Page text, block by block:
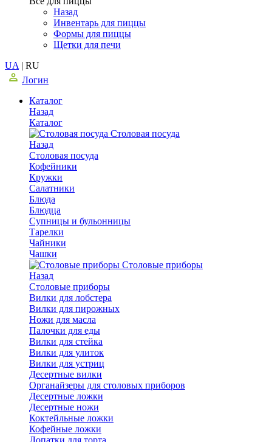
Назад
Инвентарь для пиццы
Формы для пиццы
Щетки для печи
UA | RU
Логин
Каталог
Назад
Каталог
Столовая посуда
Назад
Столовая посуда
Кофейники
Кружки
Салатники
Блюда
Блюдца
Супницы и бульонницы
Тарелки
Чайники
Чашки
Cтоловые приборы
Назад
Cтоловые приборы
Вилки для лобстера
Вилки для пирожных
Ножи для масла
Палочки для еды
Вилки для стейка
Вилки для улиток
Вилки для устриц
Десертные вилки
Органайзеры для столовых приборов
Десертные ложки
Десертные ножи
Коктейльные ложки
Кофейные ложки
Лопатки для торта